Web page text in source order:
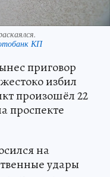
КП
приговор
избил
произошёл 22
проспекте
на
удары